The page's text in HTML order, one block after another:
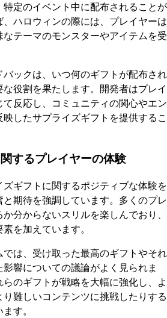
定のイベント中に配布されることが
ハロウィンの際には、プレイヤーは
テーマのモンスターやアイテムを受
バックは、いつ何のギフトが配布され
役割を果たします。開発者はプレイ
反応し、コミュニティの関心やエン
したサプライズギフトを提供するこ
するプレイヤーの体験
ギフトに関するポジティブな体験を
期待を強調しています。多くのプレ
分からないスリルを楽しんでおり、
を加えています。
では、受け取った最高のギフトやそれ
響についての議論がよく見られま
のギフトが戦略を大幅に強化し、よ
難しいコンテンツに挑戦したりする
す。